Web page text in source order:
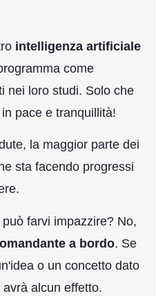
intelligenza artificiale
come
nei loro studi. Solo che
pace e tranquillità!
la maggior parte dei
sta facendo progressi
farvi impazzire? No,
a bordo. Se
o un concetto dato
alcun effetto.